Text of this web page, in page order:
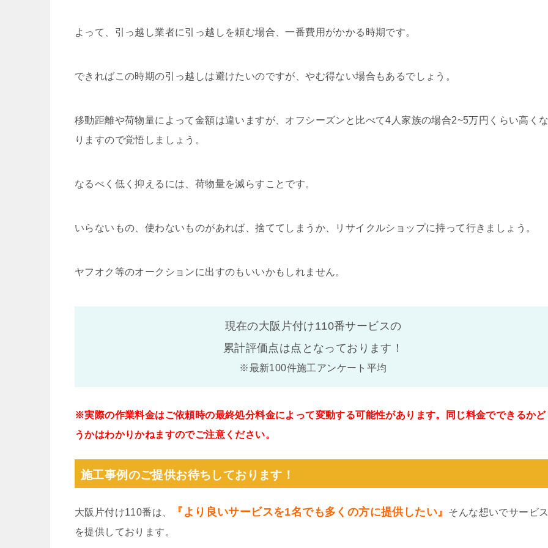
よって、引っ越し業者に引っ越しを頼む場合、一番費用がかかる時期です。
できればこの時期の引っ越しは避けたいのですが、やむ得ない場合もあるでしょう。
移動距離や荷物量によって金額は違いますが、オフシーズンと比べて4人家族の場合2~5万円くらい高く
りますので覚悟しましょう。
なるべく低く抑えるには、荷物量を減らすことです。
いらないもの、使わないものがあれば、捨ててしまうか、リサイクルショップに持って行きましょう。
ヤフオク等のオークションに出すのもいいかもしれません。
現在の大阪片付け110番サービスの
累計評価点は点となっております！
※最新100件施工アンケート平均
※実際の作業料金はご依頼時の最終処分料金によって変動する可能性があります。同じ料金でできるかど
うかはわかりかねますのでご注意ください。
施工事例のご提供お待ちしております！
大阪片付け110番は、 『より良いサービスを1名でも多くの方に提供したい』
そんな想いでサービ
を提供しております。